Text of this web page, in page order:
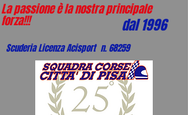
La passione è la nostra principale
forza!!! dal 1996
Scuderia Licenza Acisport n. 68259